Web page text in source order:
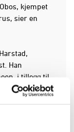
kjempet
sier en
Han
i tillegg til
Det var
Moan,